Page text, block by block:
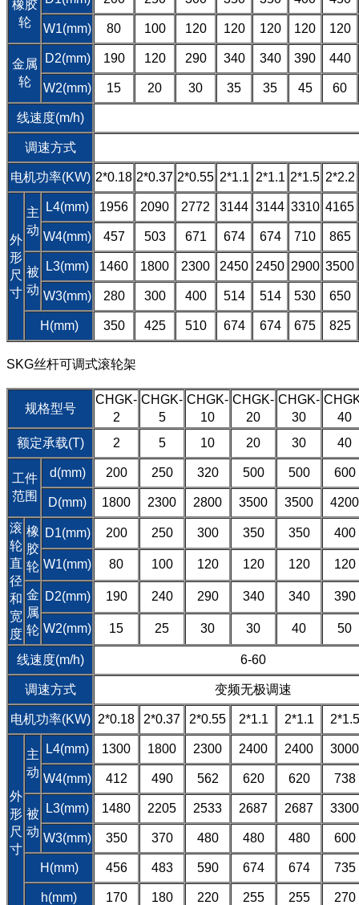
橡胶
轮
W1(mm) 80 100 120 120 120 120 120
金属
轮
D2(mm) 190 120 290 340 340 390 440
W2(mm) 15 20 30 35 35 45 60
线速度(m/h)
调速方式
电机功率(KW) 2*0.18 2*0.37 2*0.55 2*1.1 2*1.1 2*1.5 2*2.2
外
形
尺
寸
主
动
L4(mm) 1956 2090 2772 3144 3144 3310 4165
W4(mm) 457 503 671 674 674 710 865
被
动
L3(mm) 1460 1800 2300 2450 2450 2900 3500
W3(mm) 280 300 400 514 514 530 650
H(mm) 350 425 510 674 674 675 825
SKG丝杆可调式滚轮架
规格型号
CHGK-
2
CHGK-
5
CHGK-
10
CHGK-
20
CHGK-
30
40
额定承载(T)
2 5 10 20 30 40
工件
范围
d(mm) 200 250 320 500 500 600
D(mm) 1800 2300 2800 3500 3500
4200
滚
轮
直
径
和
宽
度
橡
胶
轮
D1(mm) 200 250 300 350 350 400
W1(mm) 80 100 120 120 120 120
金
属
轮
D2(mm) 190 240 290 340 340 390
W2(mm) 15 25 30 30 40 50
线速度(m/h) 6-60
调速方式 变频无极调速
电机功率(KW) 2*0.18 2*0.37 2*0.55 2*1.1 2*1.1 2*1.5
外
形
尺
寸
主
动
L4(mm) 1300 1800 2300 2400 2400 3000
W4(mm) 412 490 562 620 620 738
被
动
L3(mm) 1480 2205 2533 2687 2687 3300
W3(mm) 350 370 480 480 480 600
H(mm) 456 483 590 674 674 735
h(mm) 170 180 220 255 255
270